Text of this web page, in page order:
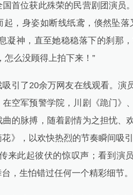
首位获此殊荣的民营剧团演员
起，身姿如断线纸鸢，倏然坠
凝神，直至她稳稳落下的刹那
怎么没顾得上拍下来！”
了20余万网友在线观看。演员
空军预警学院，川剧《跪门》
的脉搏，随着剧情为之担忧、
》，以欢快热烈的节奏瞬间吸
来此起彼伏的惊叹声；看到演
，生怕错过任何一个精彩细节。